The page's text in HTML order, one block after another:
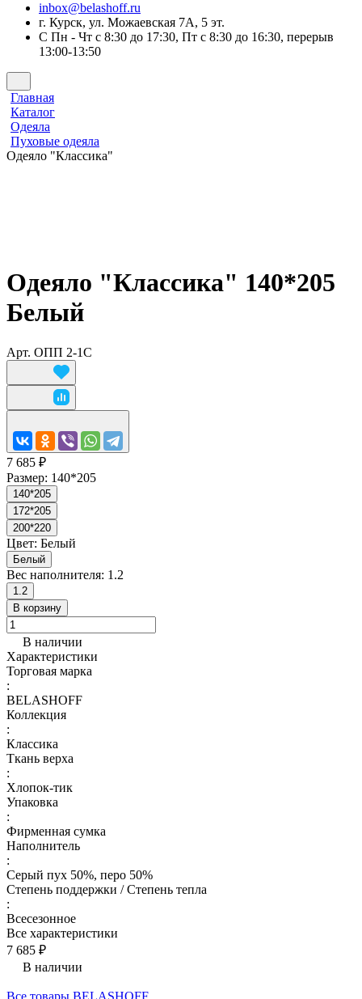
inbox@belashoff.ru
г. Курск, ул. Можаевская 7А, 5 эт.
C Пн - Чт с 8:30 до 17:30, Пт с 8:30 до 16:30, перерыв
13:00-13:50
Главная
Каталог
Одеяла
Пуховые одеяла
Одеяло "Классика"
Одеяло "Классика" 140*205
Белый
Арт. ОПП 2-1С
7 685 ₽
Размер: 140*205
140*205
172*205
200*220
Цвет: Белый
Белый
Вес наполнителя: 1.2
1.2
В корзину
В наличии
Характеристики
Торговая марка
:
BELASHOFF
Коллекция
:
Классика
Ткань верха
:
Хлопок-тик
Упаковка
:
Фирменная сумка
Наполнитель
:
Серый пух 50%, перо 50%
Степень поддержки / Степень тепла
:
Всесезонное
Все характеристики
7 685 ₽
В наличии
Все товары BELASHOFF